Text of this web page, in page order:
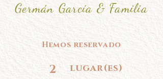
Germán García & Familia
Hemos reservado
2 lugar(es)